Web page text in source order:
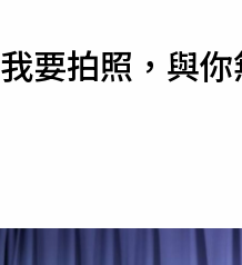
運勢
要拍照，與你